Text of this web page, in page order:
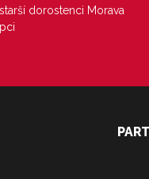
dorostenci Morava